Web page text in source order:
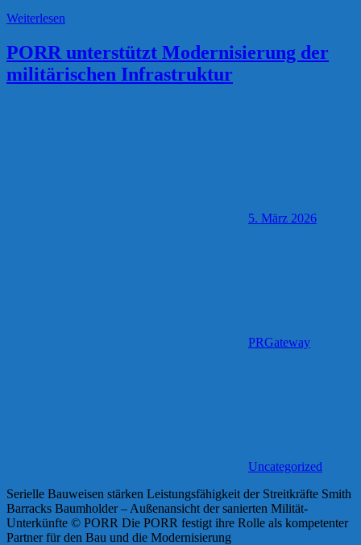
Weiterlesen
PORR unterstützt Modernisierung der
militärischen Infrastruktur
5. März 2026
PRGateway
Uncategorized
Serielle Bauweisen stärken Leistungsfähigkeit der Streitkräfte Smith
Barracks Baumholder – Außenansicht der sanierten Milität-
Unterkünfte © PORR Die PORR festigt ihre Rolle als kompetenter
Partner für den Bau und die Modernisierung